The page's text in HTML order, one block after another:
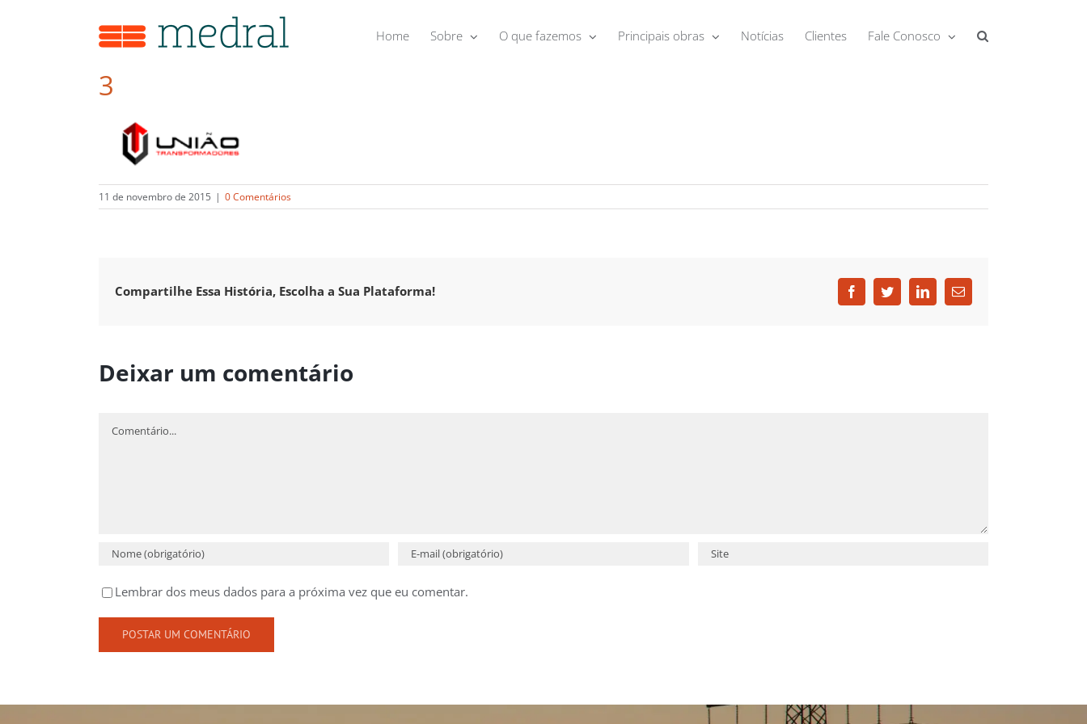
Home Sobre O que fazemos Principais obras Notícias Clientes Fale Conosco
3
11 de novembro de 2015 | 0 Comentários
Compartilhe Essa História, Escolha a Sua Plataforma! FacebookTwitterLinkedIn
E-
mail
Deixar um comentário
Lembrar dos meus dados para a próxima vez que eu comentar.